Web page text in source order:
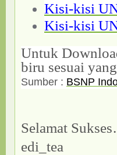
Kisi-kisi
Kisi-kisi
Untuk
biru sesuai
Sumber : BSNP
Selamat
edi_tea